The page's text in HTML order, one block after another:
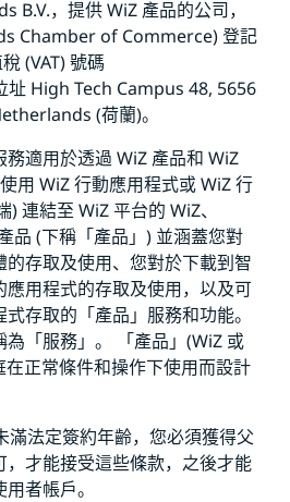
B.V.，提供 WiZ 產品的公司，
Chamber of Commerce) 登記
(VAT) 號碼
址 High Tech Campus 48, 5656
(荷蘭)。
務適用於透過 WiZ 產品和 WiZ
用 WiZ 行動應用程式或 WiZ 行
連結至 WiZ 平台的 WiZ、
品 (下稱「產品」) 並涵蓋您對
存取及使用、您對於下載到智
應用程式的存取及使用，以及可
存取的「產品」服務和功能。
「服務」。 「產品」(WiZ 或
正常條件和操作下使用而設計
滿法定簽約年齡，您必須獲得父
才能接受這些條款，之後才能
者帳戶。